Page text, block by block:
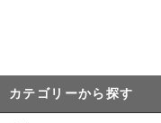
カテゴリーから探す